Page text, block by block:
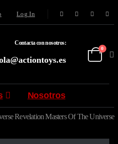
Log In
Contacta con nosotros:
0
Nosotros
Revelation Masters Of The Universe